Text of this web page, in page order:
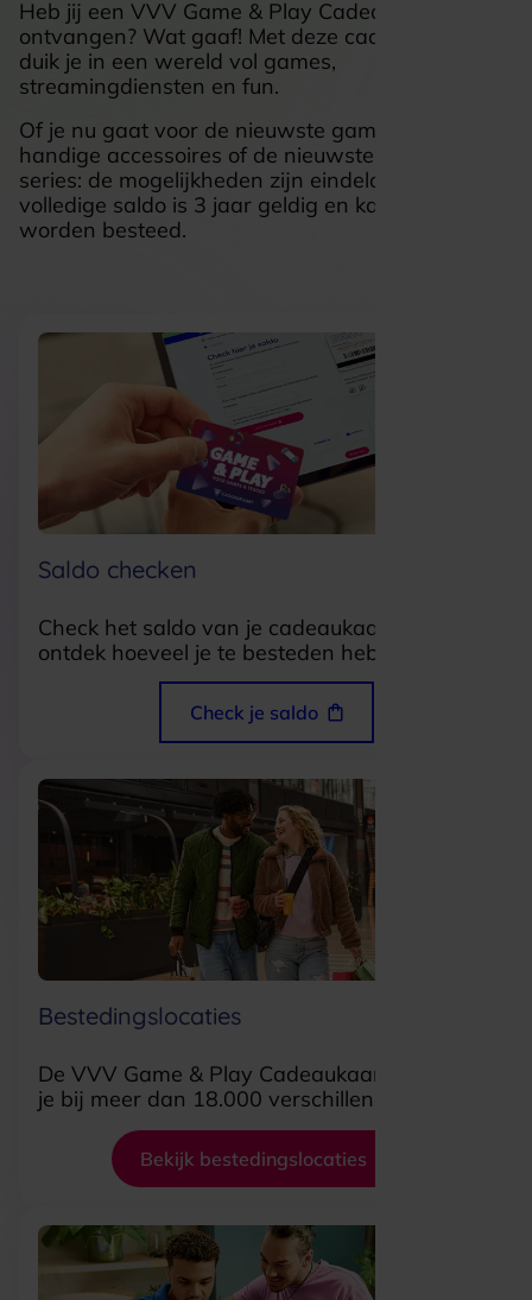
Heb jij een VVV Game & Play Cadeaukaart
ontvangen? Wat gaaf! Met deze cadeaukaart
duik je in een wereld vol games,
streamingdiensten en fun.
Of je nu gaat voor de nieuwste game releases,
handige accessoires of de nieuwste films en
series: de mogelijkheden zijn eindeloos. Het
volledige saldo is 3 jaar geldig en kan in delen
worden besteed.
Saldo checken
Check het saldo van je cadeaukaart en
ontdek hoeveel je te besteden hebt.
Check je saldo
Bestedingslocaties
De VVV Game & Play Cadeaukaart besteed
je bij meer dan 18.000 verschillende locaties.
Bekijk bestedingslocaties